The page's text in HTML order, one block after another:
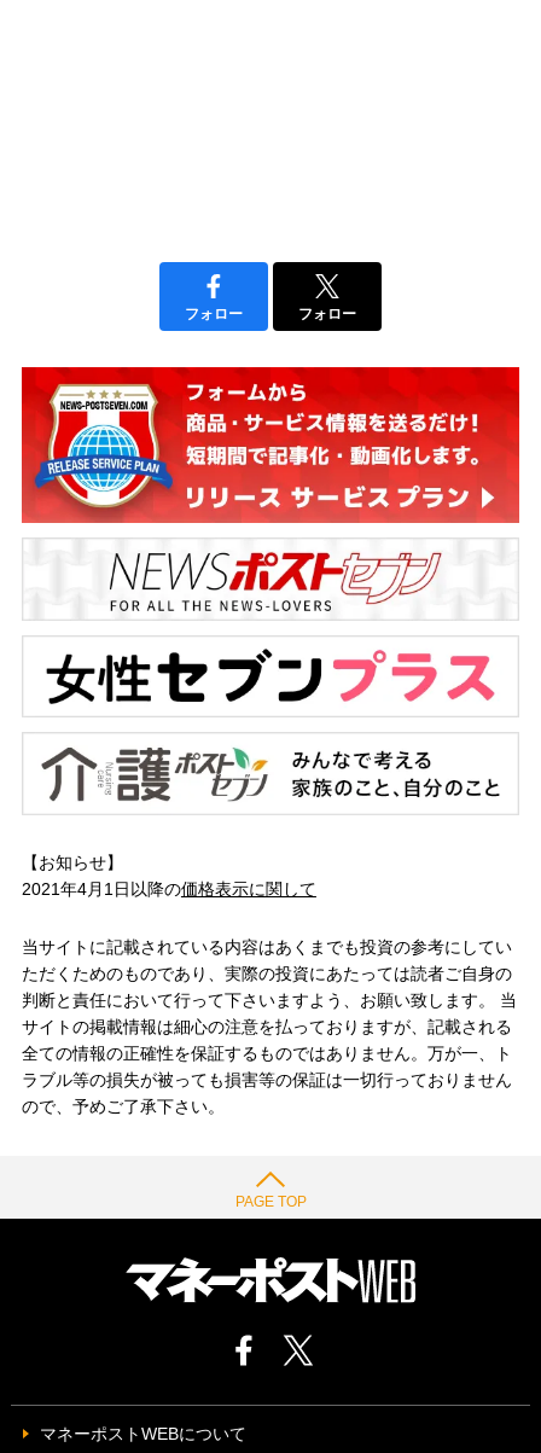
フォロー フォロー
【お知らせ】
2021年4月1日以降の価格表示に関して
当サイトに記載されている内容はあくまでも投資の参考にしてい
ただくためのものであり、実際の投資にあたっては読者ご自身の
判断と責任において行って下さいますよう、お願い致します。 当
サイトの掲載情報は細心の注意を払っておりますが、記載される
全ての情報の正確性を保証するものではありません。万が一、ト
ラブル等の損失が被っても損害等の保証は一切行っておりません
ので、予めご了承下さい。
PAGE TOP
マネーポストWEBについて